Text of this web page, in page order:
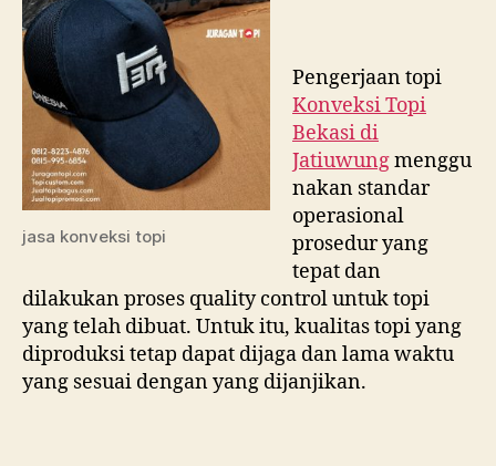
jasa konveksi topi
Pengerjaan topi
Konveksi Topi
Bekasi di
Jatiuwungmenggu
nakan standar
operasional
prosedur yang
tepat dan
dilakukan proses quality control untuk topi
yang telah dibuat. Untuk itu, kualitas topi yang
diproduksi tetap dapat dijaga dan lama waktu
yang sesuai dengan yang dijanjikan.